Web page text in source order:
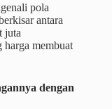
pola
antara
juta
harga membuat
dengan